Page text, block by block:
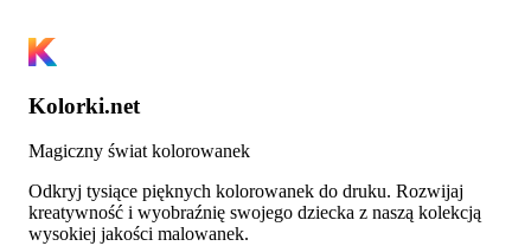
Kolorki.net
Magiczny świat kolorowanek
Odkryj tysiące pięknych kolorowanek do druku. Rozwijaj
kreatywność i wyobraźnię swojego dziecka z naszą kolekcją
wysokiej jakości malowanek.